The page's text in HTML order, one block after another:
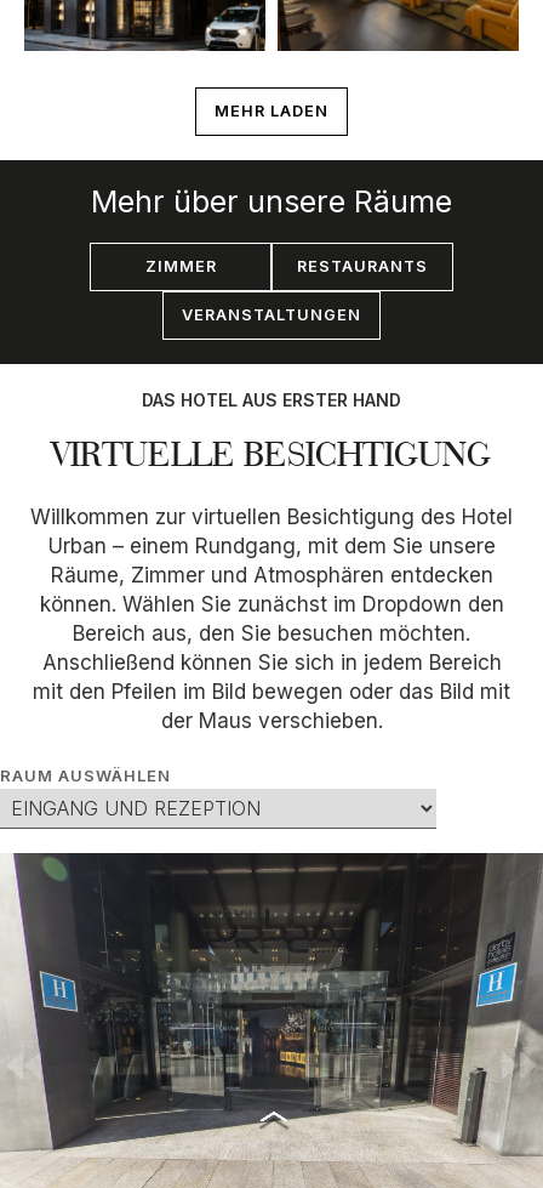
MEHR LADEN
Mehr über unsere Räume
ZIMMER RESTAURANTS
VERANSTALTUNGEN
DAS HOTEL AUS ERSTER HAND
VIRTUELLE BESICHTIGUNG
Willkommen zur virtuellen Besichtigung des Hotel
Urban – einem Rundgang, mit dem Sie unsere
Räume, Zimmer und Atmosphären entdecken
können. Wählen Sie zunächst im Dropdown den
Bereich aus, den Sie besuchen möchten.
Anschließend können Sie sich in jedem Bereich
mit den Pfeilen im Bild bewegen oder das Bild mit
der Maus verschieben.
RAUM AUSWÄHLEN